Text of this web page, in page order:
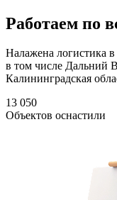
Работаем по
Налажена логистика
в том числе Дальний
Калининградская
13 050
Объектов оснастили